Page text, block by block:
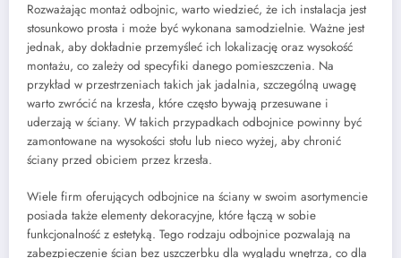
Rozważając montaż odbojnic, warto wiedzieć, że ich instalacja jest
stosunkowo prosta i może być wykonana samodzielnie. Ważne jest
jednak, aby dokładnie przemyśleć ich lokalizację oraz wysokość
montażu, co zależy od specyfiki danego pomieszczenia. Na
przykład w przestrzeniach takich jak jadalnia, szczególną uwagę
warto zwrócić na krzesła, które często bywają przesuwane i
uderzają w ściany. W takich przypadkach odbojnice powinny być
zamontowane na wysokości stołu lub nieco wyżej, aby chronić
ściany przed obiciem przez krzesła.
Wiele firm oferujących odbojnice na ściany w swoim asortymencie
posiada także elementy dekoracyjne, które łączą w sobie
funkcjonalność z estetyką. Tego rodzaju odbojnice pozwalają na
zabezpieczenie ścian bez uszczerbku dla wyglądu wnętrza, co dla